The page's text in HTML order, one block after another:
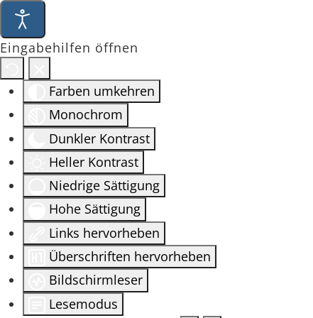
Eingabehilfen öffnen
Farben umkehren
Monochrom
Dunkler Kontrast
Heller Kontrast
Niedrige Sättigung
Hohe Sättigung
Links hervorheben
Überschriften hervorheben
Bildschirmleser
Lesemodus